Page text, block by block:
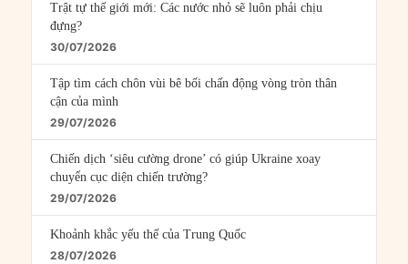
Trật tự thế giới mới: Các nước nhỏ sẽ luôn phải chịu
đựng?
30/07/2026
Tập tìm cách chôn vùi bê bối chấn động vòng tròn thân
cận của mình
29/07/2026
Chiến dịch ‘siêu cường drone’ có giúp Ukraine xoay
chuyển cục diện chiến trường?
29/07/2026
Khoảnh khắc yếu thế của Trung Quốc
28/07/2026